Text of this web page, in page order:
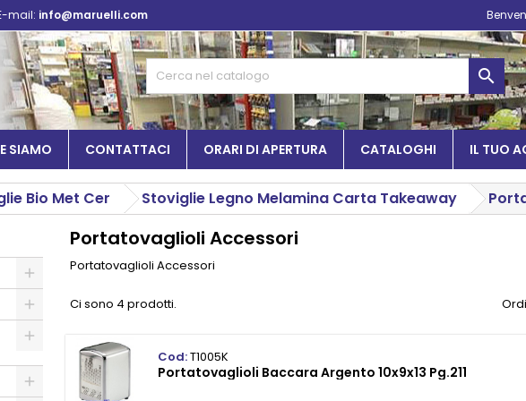
mail: info@maruelli.com

SIAMO CONTATTACI ORARI DI APERTURA CATALOGHI IL TUO
Bio Met Cer Stoviglie Legno Melamina Carta Takeaway
Portatovaglioli Accessori
Portatovaglioli Accessori
Ci sono 4 prodotti.
Cod:T1005K
Portatovaglioli Baccara Argento 10x9x13 Pg.211